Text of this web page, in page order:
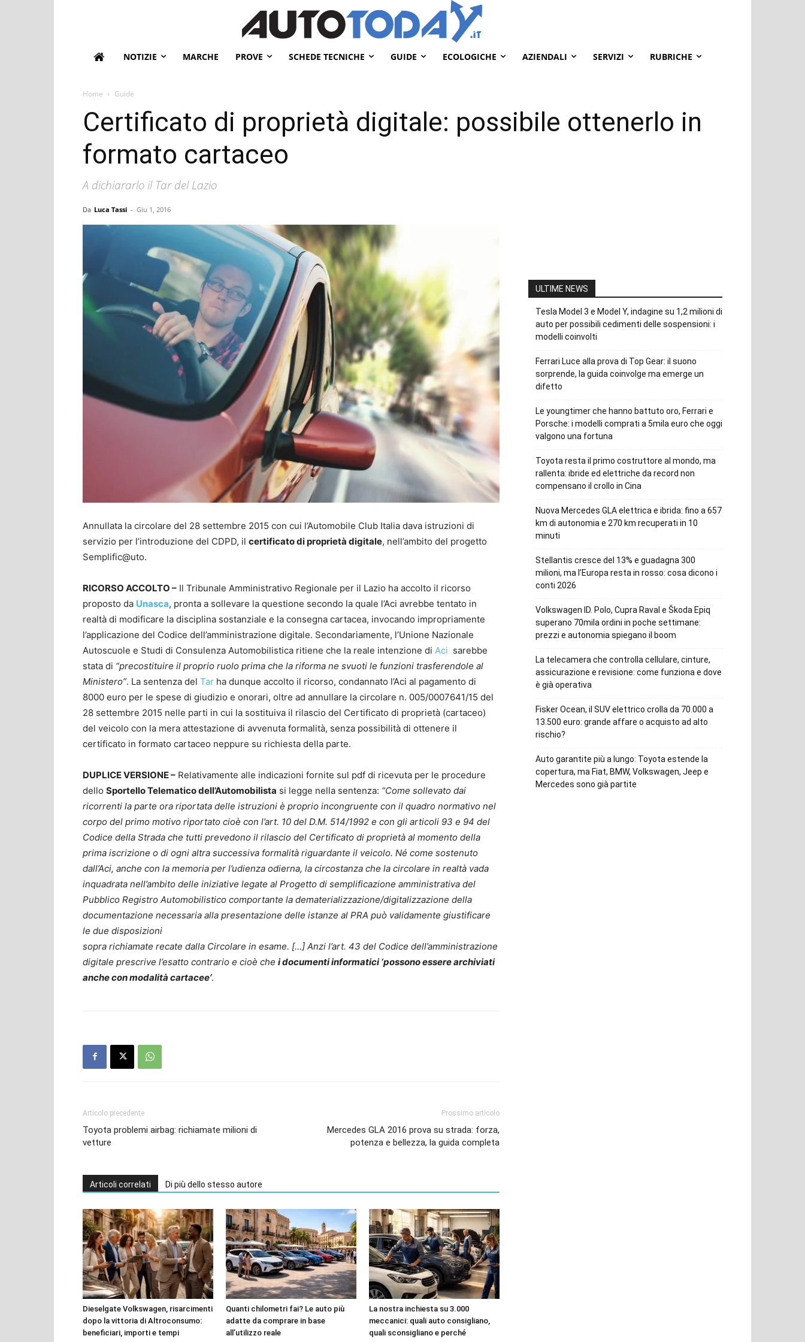
NOTIZIE MARCHE PROVE SCHEDE TECNICHE GUIDE ECOLOGICHE AZIENDALI SERVIZI RUBRICHE
Home Guide
Certificato di proprietà digitale: possibile ottenerlo in
formato cartaceo
A dichiararlo il Tar del Lazio
Da Luca Tassi - Giu 1, 2016
Annullata la circolare del 28 settembre 2015 con cui l’Automobile Club Italia dava istruzioni di
servizio per l’introduzione del CDPD, il certificato di proprietà digitale, nell’ambito del progetto
Semplific@uto.
RICORSO ACCOLTO – Il Tribunale Amministrativo Regionale per il Lazio ha accolto il ricorso
proposto da Unasca, pronta a sollevare la questione secondo la quale l’Aci avrebbe tentato in
realtà di modificare la disciplina sostanziale e la consegna cartacea, invocando impropriamente
l’applicazione del Codice dell’amministrazione digitale. Secondariamente, l’Unione Nazionale
Autoscuole e Studi di Consulenza Automobilistica ritiene che la reale intenzione di Aci sarebbe
stata di “precostituire il proprio ruolo prima che la riforma ne svuoti le funzioni trasferendole al
Ministero”. La sentenza del Tar ha dunque accolto il ricorso, condannato l’Aci al pagamento di
8000 euro per le spese di giudizio e onorari, oltre ad annullare la circolare n. 005/0007641/15 del
28 settembre 2015 nelle parti in cui la sostituiva il rilascio del Certificato di proprietà (cartaceo)
del veicolo con la mera attestazione di avvenuta formalità, senza possibilità di ottenere il
certificato in formato cartaceo neppure su richiesta della parte.
DUPLICE VERSIONE – Relativamente alle indicazioni fornite sul pdf di ricevuta per le procedure
dello Sportello Telematico dell’Automobilista si legge nella sentenza: “Come sollevato dai
ricorrenti la parte ora riportata delle istruzioni è proprio incongruente con il quadro normativo nel
corpo del primo motivo riportato cioè con l’art. 10 del D.M. 514/1992 e con gli articoli 93 e 94 del
Codice della Strada che tutti prevedono il rilascio del Certificato di proprietà al momento della
prima iscrizione o di ogni altra successiva formalità riguardante il veicolo. Né come sostenuto
dall’Aci, anche con la memoria per l’udienza odierna, la circostanza che la circolare in realtà vada
inquadrata nell’ambito delle iniziative legate al Progetto di semplificazione amministrativa del
Pubblico Registro Automobilistico comportante la dematerializzazione/digitalizzazione della
documentazione necessaria alla presentazione delle istanze al PRA può validamente giustificare
le due disposizioni
sopra richiamate recate dalla Circolare in esame. […] Anzi l’art. 43 del Codice dell’amministrazione
digitale prescrive l’esatto contrario e cioè che i documenti informatici ‘possono essere archiviati
anche con modalità cartacee’.
Articolo precedente
Toyota problemi airbag: richiamate milioni di
vetture
Prossimo articolo
Mercedes GLA 2016 prova su strada: forza,
potenza e bellezza, la guida completa
Articoli correlati Di più dello stesso autore
Dieselgate Volkswagen, risarcimenti
dopo la vittoria di Altroconsumo:
beneficiari, importi e tempi
Quanti chilometri fai? Le auto più
adatte da comprare in base
all’utilizzo reale
La nostra inchiesta su 3.000
meccanici: quali auto consigliano,
quali sconsigliano e perché
ULTIME NEWS
Tesla Model 3 e Model Y, indagine su 1,2 milioni di
auto per possibili cedimenti delle sospensioni: i
modelli coinvolti
Ferrari Luce alla prova di Top Gear: il suono
sorprende, la guida coinvolge ma emerge un
difetto
Le youngtimer che hanno battuto oro, Ferrari e
Porsche: i modelli comprati a 5mila euro che oggi
valgono una fortuna
Toyota resta il primo costruttore al mondo, ma
rallenta: ibride ed elettriche da record non
compensano il crollo in Cina
Nuova Mercedes GLA elettrica e ibrida: fino a 657
km di autonomia e 270 km recuperati in 10
minuti
Stellantis cresce del 13% e guadagna 300
milioni, ma l’Europa resta in rosso: cosa dicono i
conti 2026
Volkswagen ID. Polo, Cupra Raval e Škoda Epiq
superano 70mila ordini in poche settimane:
prezzi e autonomia spiegano il boom
La telecamera che controlla cellulare, cinture,
assicurazione e revisione: come funziona e dove
è già operativa
Fisker Ocean, il SUV elettrico crolla da 70.000 a
13.500 euro: grande affare o acquisto ad alto
rischio?
Auto garantite più a lungo: Toyota estende la
copertura, ma Fiat, BMW, Volkswagen, Jeep e
Mercedes sono già partite